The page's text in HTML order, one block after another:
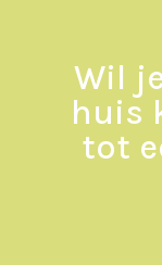
Wil
huis
tot